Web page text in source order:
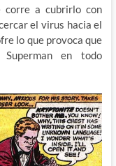
corre a cubrirlo con
el virus hacia el
lo que provoca que
en todo